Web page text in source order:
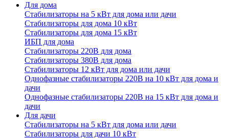
Для дома
Стабилизаторы на 5 кВт для дома или дачи
Стабилизаторы для дома 10 кВт
Стабилизаторы для дома 15 кВт
ИБП для дома
Стабилизаторы 220В для дома
Стабилизаторы 380В для дома
Стабилизаторы 12 кВт для дома или дачи
Однофазные стабилизаторы 220В на 10 кВт для дома и
дачи
Однофазные стабилизаторы 220В на 15 кВт для дома и
дачи
Для дачи
Стабилизаторы на 5 кВт для дома или дачи
Стабилизаторы для дачи 10 кВт